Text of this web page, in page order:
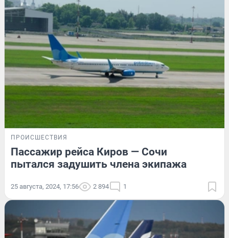
ПРОИСШЕСТВИЯ
Пассажир рейса Киров — Сочи
пытался задушить члена экипажа
25 августа, 2024, 17:56 2 894 1